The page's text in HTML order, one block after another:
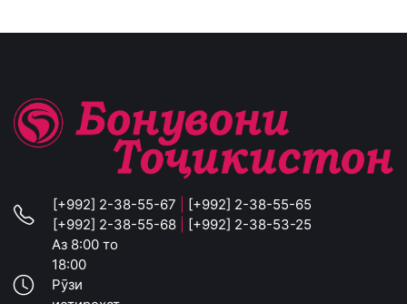
[+992] 2-38-55-67
[+992] 2-38-55-65
[+992] 2-38-55-68
[+992] 2-38-53-25
Аз 8:00 то
18:00
Рӯзи